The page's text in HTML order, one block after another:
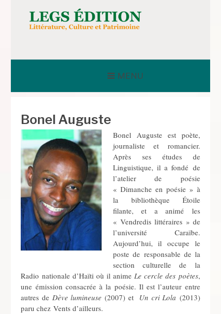
contenuLEGS ÉDITION
MENU
Bonel Auguste
Bonel Auguste est poète,
journaliste et romancier.
Après ses études de
Linguistique, il a fondé de
l’atelier de poésie
« Dimanche en poésie » à
la bibliothèque Étoile
filante, et a animé les
« Vendredis littéraires » de
l’université Caraïbe.
Aujourd’hui, il occupe le
poste de responsable de la
section culturelle de la
Radio nationale d’Haïti où il anime Le cercle des poètes,
une émission consacrée à la poésie. Il est l’auteur entre
autres de Dève lumineuse (2007) et Un cri Lola (2013)
paru chez Vents d’ailleurs.